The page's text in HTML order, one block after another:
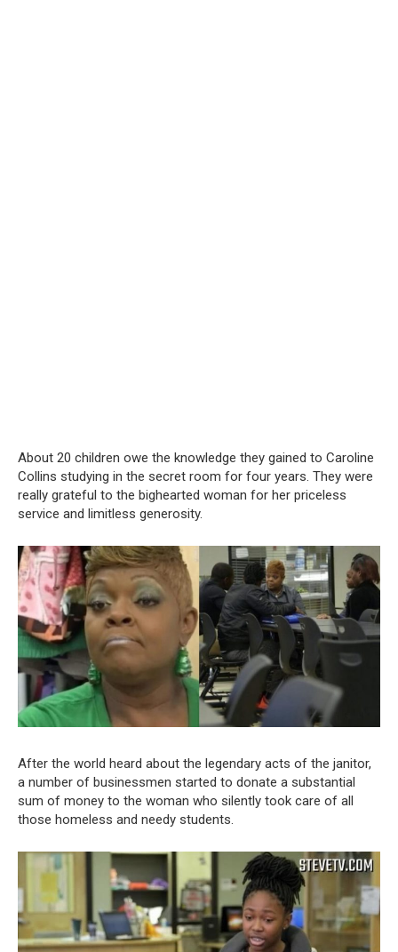
About 20 children owe the knowledge they gained to Caroline
Collins studying in the secret room for four years. They were
really grateful to the bighearted woman for her priceless
service and limitless generosity.
After the world heard about the legendary acts of the janitor,
a number of businessmen started to donate a substantial
sum of money to the woman who silently took care of all
those homeless and needy students.